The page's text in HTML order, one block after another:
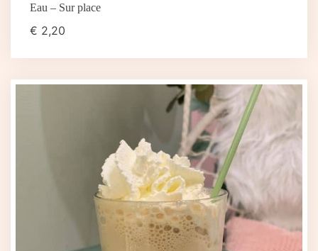
Eau – Sur place
€ 2,20